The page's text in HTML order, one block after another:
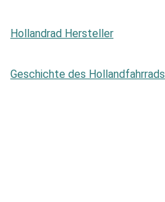
Hollandrad Hersteller
Geschichte des Hollandfahrrads